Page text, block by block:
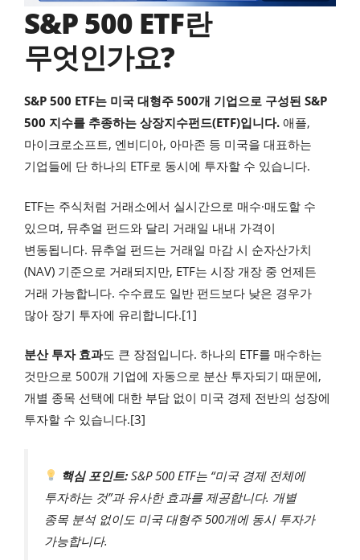
S&P 500 ETF란
무엇인가요?
S&P 500 ETF는 미국 대형주 500개 기업으로 구성된 S&P
500 지수를 추종하는 상장지수펀드(ETF)입니다. 애플,
마이크로소프트, 엔비디아, 아마존 등 미국을 대표하는
기업들에 단 하나의 ETF로 동시에 투자할 수 있습니다.
ETF는 주식처럼 거래소에서 실시간으로 매수·매도할 수
있으며, 뮤추얼 펀드와 달리 거래일 내내 가격이
변동됩니다. 뮤추얼 펀드는 거래일 마감 시 순자산가치
(NAV) 기준으로 거래되지만, ETF는 시장 개장 중 언제든
거래 가능합니다. 수수료도 일반 펀드보다 낮은 경우가
많아 장기 투자에 유리합니다.[1]
분산 투자 효과도 큰 장점입니다. 하나의 ETF를 매수하는
것만으로 500개 기업에 자동으로 분산 투자되기 때문에,
개별 종목 선택에 대한 부담 없이 미국 경제 전반의 성장에
투자할 수 있습니다.[3]
핵심 포인트: S&P 500 ETF는 “미국 경제 전체에
투자하는 것”과 유사한 효과를 제공합니다. 개별
종목 분석 없이도 미국 대형주 500개에 동시 투자가
가능합니다.